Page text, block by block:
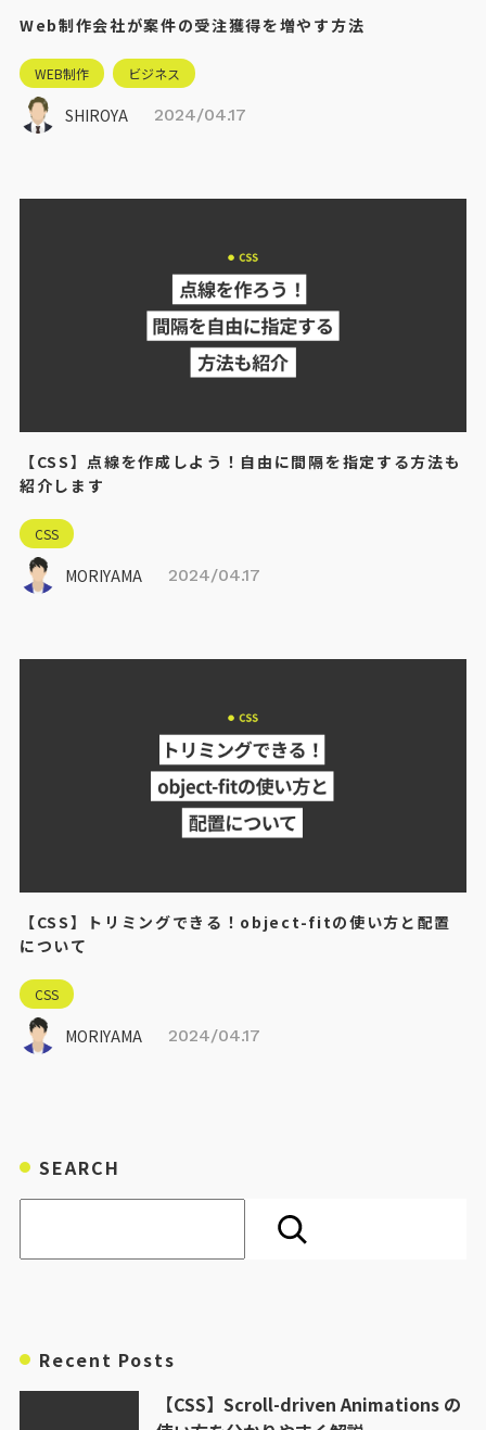
Web制作会社が案件の受注獲得を増やす方法
WEB制作 ビジネス
SHIROYA 2024/04.17
【CSS】点線を作成しよう！自由に間隔を指定する方法も
紹介します
CSS
MORIYAMA 2024/04.17
【CSS】トリミングできる！object-fitの使い方と配置
について
CSS
MORIYAMA 2024/04.17
SEARCH
Recent Posts
【CSS】Scroll-driven Animations の